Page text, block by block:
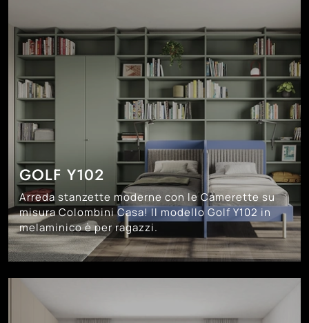
GOLF Y102
Arreda stanzette moderne con le Camerette su
misura Colombini Casa! Il modello Golf Y102 in
melaminico è per ragazzi.